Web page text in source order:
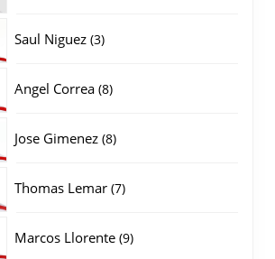
Saul Niguez 33
Angel Correa 88
Jose Gimenez 88
Thomas Lemar 77
Marcos Llorente 99